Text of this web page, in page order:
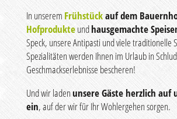
In unserem Frühstückauf dem
Hofprodukteundhausgemachte
Speck, unsere Antipasti und viele traditionelle
Spezialitäten werden Ihnen im Urlaub in
Geschmackserlebnisse bescheren!
Und wir ladenunsere Gäste herzlich auf
ein, auf der wir für Ihr Wohlergehen sorgen.